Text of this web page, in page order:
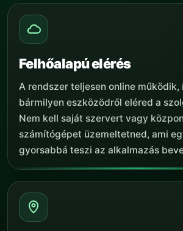
Felhőalapú elérés
A rendszer teljesen online működik,
bármilyen eszközödről eléred a
Nem kell saját szervert vagy
számítógépet üzemeltetned, ami
gyorsabbá teszi az alkalmazás